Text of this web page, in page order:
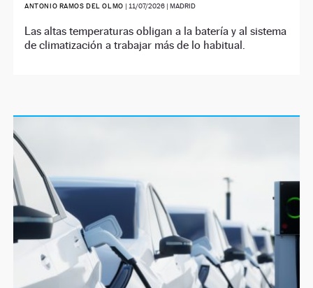
ANTONIO RAMOS DEL OLMO | 11/07/2026| MADRID
Las altas temperaturas obligan a la batería y al sistema
de climatización a trabajar más de lo habitual.